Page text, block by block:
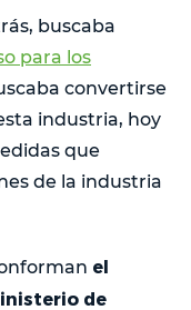
buscaba
para los
convertirse
industria, hoy
que
de la industria
el
de